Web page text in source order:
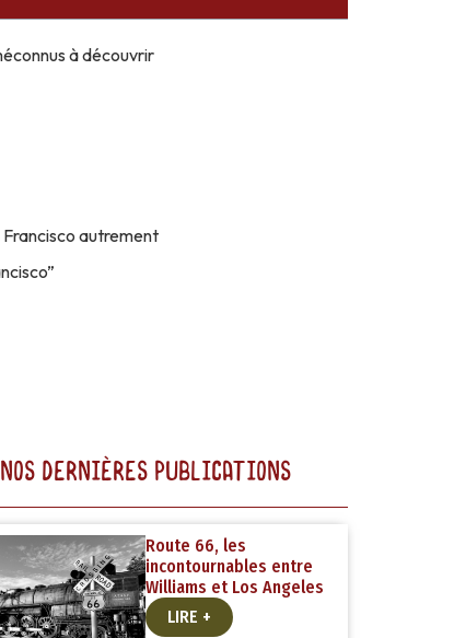
à découvrir
autrement
NOS DERNIÈRES PUBLICATIONS
Route 66, les
incontournables entre
Williams et Los Angeles
LIRE +